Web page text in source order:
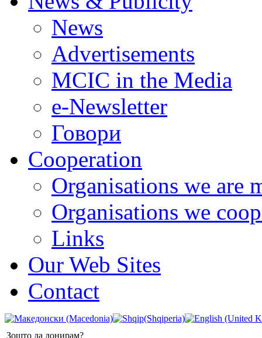
News
Advertisements
MCIC in the Media
e-Newsletter
Говори
Cooperation
Organisations we are
Organisations we
Links
Our Web Sites
Contact
Зошто да донирам?